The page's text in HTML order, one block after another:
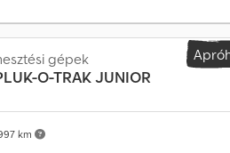
km
gépek
O-TRAK JUNIOR